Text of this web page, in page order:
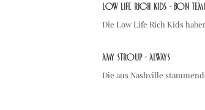
Low Life Rich Kids - Bon
Die Low Life Rich Kids
Amy Stroup - Always
Die aus Nashville